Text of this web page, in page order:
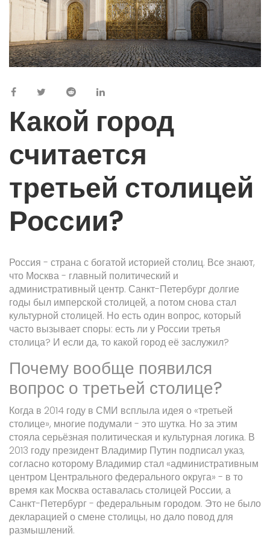
Какой город
считается
третьей столицей
России?
Россия - страна с богатой историей столиц. Все знают,
что Москва - главный политический и
административный центр. Санкт-Петербург долгие
годы был имперской столицей, а потом снова стал
культурной столицей. Но есть один вопрос, который
часто вызывает споры: есть ли у России третья
столица? И если да, то какой город её заслужил?
Почему вообще появился
вопрос о третьей столице?
Когда в 2014 году в СМИ всплыла идея о «третьей
столице», многие подумали - это шутка. Но за этим
стояла серьёзная политическая и культурная логика. В
2013 году президент Владимир Путин подписал указ,
согласно которому Владимир стал «административным
центром Центрального федерального округа» - в то
время как Москва оставалась столицей России, а
Санкт-Петербург - федеральным городом. Это не было
декларацией о смене столицы, но дало повод для
размышлений.